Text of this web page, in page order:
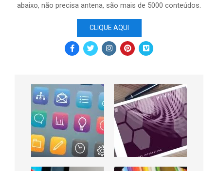
abaixo, não precisa antena, são mais de 5000 conteúdos.
CLIQUE AQUI